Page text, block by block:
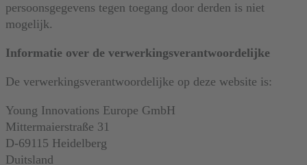
persoonsgegevens tegen toegang door derden is niet
mogelijk.
Informatie over de verwerkingsverantwoordelijke
De verwerkingsverantwoordelijke op deze website is:
Young Innovations Europe GmbH
Mittermaierstraße 31
D-69115 Heidelberg
Duitsland